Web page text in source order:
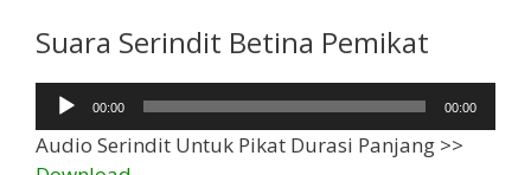
Suara Serindit Betina Pemikat
Pemutar
Audio
00:00 00:00
Audio Serindit Untuk Pikat Durasi Panjang >>